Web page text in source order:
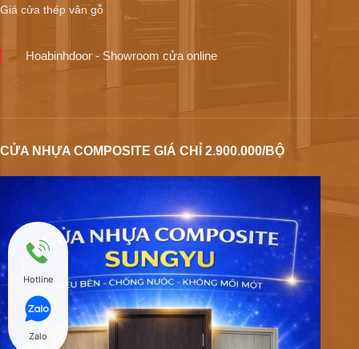
Giá cửa thép vân gỗ
Hoabinhdoor - Showroom cửa online
CỬA NHỰA COMPOSITE GIÁ CHỈ 2.900.000/BỘ
Hotline
Zalo